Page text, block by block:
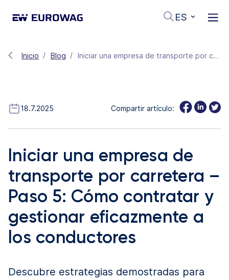
ES
Inicio Blog Iniciar una empresa de transporte por carretera – Paso 5: Cómo contratar y gestionar eficazmente a los conductores
18.7.2025 Compartir artículo:
Iniciar una empresa de
transporte por carretera –
Paso 5: Cómo contratar y
gestionar eficazmente a
los conductores
Descubre estrategias demostradas para